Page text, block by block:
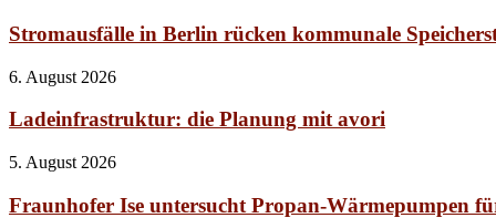
Stromausfälle in Berlin rücken kommunale
6. August 2026
Ladeinfrastruktur: die Planung mit avori
5. August 2026
Fraunhofer Ise untersucht Propan-Wärmepumpen